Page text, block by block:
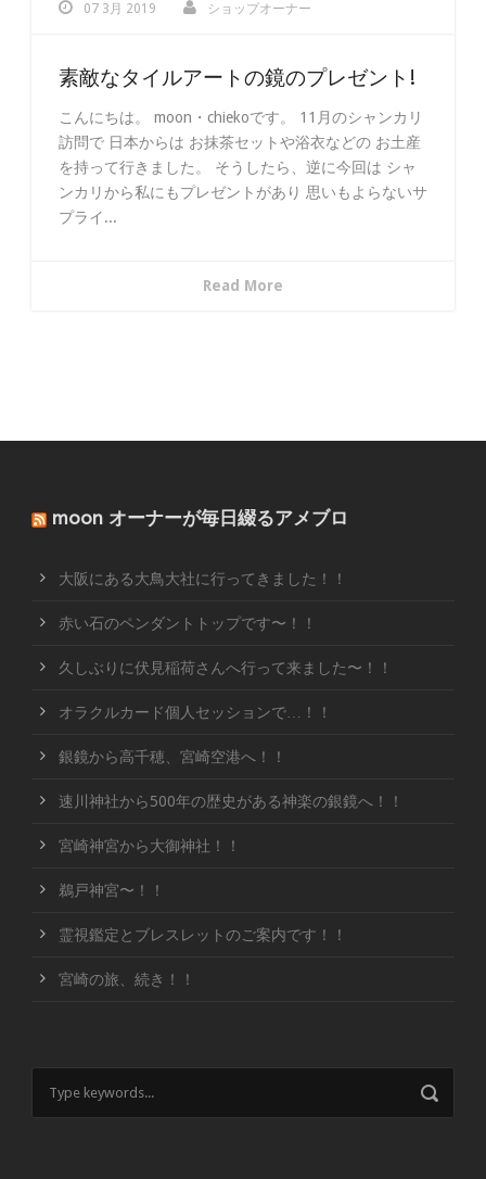
07 3月 2019 ショップオーナー
素敵なタイルアートの鏡のプレゼント!
こんにちは。 moon・chiekoです。 11月のシャンカリ
訪問で 日本からは お抹茶セットや浴衣などの お土産
を持って行きました。 そうしたら、逆に今回は シャ
ンカリから私にもプレゼントがあり 思いもよらないサ
プライ...
Read More
moon オーナーが毎日綴るアメブロ
大阪にある大鳥大社に行ってきました！！
赤い石のペンダントトップです〜！！
久しぶりに伏見稲荷さんへ行って来ました〜！！
オラクルカード個人セッションで…！！
銀鏡から高千穂、宮崎空港へ！！
速川神社から500年の歴史がある神楽の銀鏡へ！！
宮崎神宮から大御神社！！
鵜戸神宮〜！！
霊視鑑定とブレスレットのご案内です！！
宮崎の旅、続き！！